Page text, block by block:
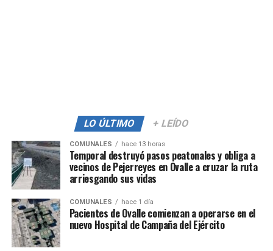
LO ÚLTIMO + LEÍDO
COMUNALES hace 13 horas
Temporal destruyó pasos peatonales y obliga a
vecinos de Pejerreyes en Ovalle a cruzar la ruta
arriesgando sus vidas
COMUNALES hace 1 día
Pacientes de Ovalle comienzan a operarse en el
nuevo Hospital de Campaña del Ejército